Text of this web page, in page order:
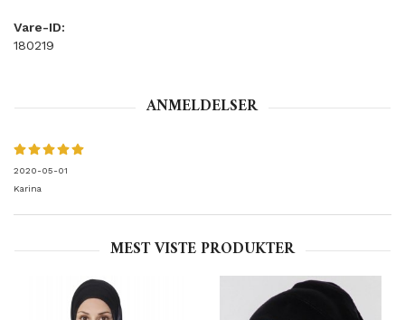
Vare-ID:
180219
ANMELDELSER
2020-05-01
Karina
MEST VISTE PRODUKTER